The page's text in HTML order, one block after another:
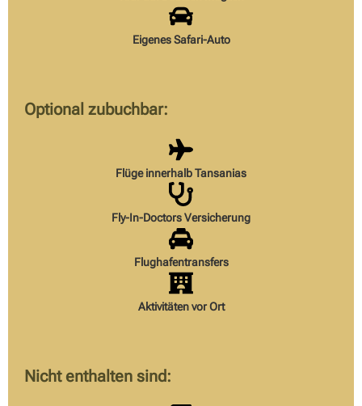
Eigenes Safari-Auto
Optional zubuchbar:
Flüge innerhalb Tansanias
Fly-In-Doctors Versicherung
Flughafentransfers
Aktivitäten vor Ort
Nicht enthalten sind: